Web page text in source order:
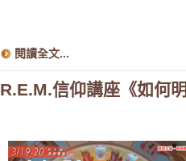
閱讀全文...
R.E.M.信仰講座《如何